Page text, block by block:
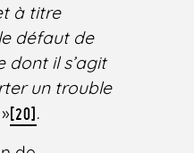
à titre
défaut de
dont il s’agit
un trouble
»[20].